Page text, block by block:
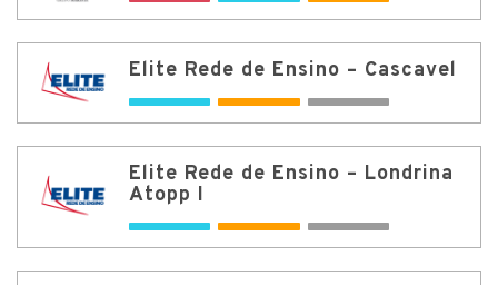
Elite Rede de Ensino – Cascavel
Elite Rede de Ensino – Londrina
Atopp I